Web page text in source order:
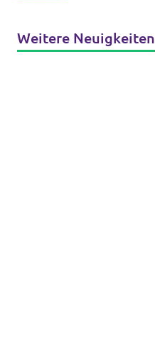
Weitere Neuigkeiten